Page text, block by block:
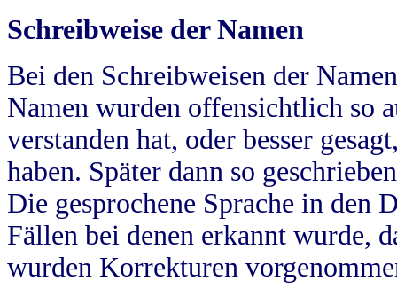
Schreibweise der Namen
Bei den Schreibweisen der
Namen wurden offensichtlich so
verstanden hat, oder besser
haben. Später dann so
Die gesprochene Sprache in
Fällen bei denen erkannt wurde,
wurden Korrekturen